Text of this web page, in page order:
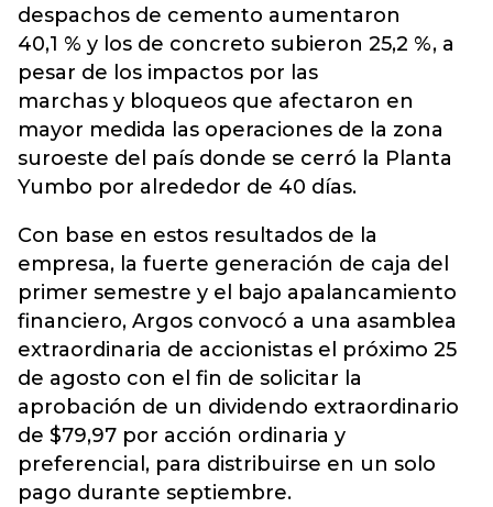
despachos de cemento aumentaron
40,1 % y los de concreto subieron 25,2 %, a
pesar de los impactos por las
marchas y bloqueos que afectaron en
mayor medida las operaciones de la zona
suroeste del país donde se cerró la Planta
Yumbo por alrededor de 40 días.
Con base en estos resultados de la
empresa, la fuerte generación de caja del
primer semestre y el bajo apalancamiento
financiero, Argos convocó a una asamblea
extraordinaria de accionistas el próximo 25
de agosto con el fin de solicitar la
aprobación de un dividendo extraordinario
de $79,97 por acción ordinaria y
preferencial, para distribuirse en un solo
pago durante septiembre.